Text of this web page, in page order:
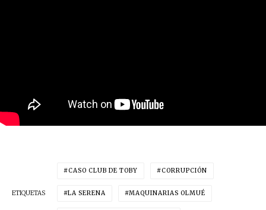
ETIQUETAS
CASO CLUB DE TOBY CORRUPCIÓN
LA SERENA MAQUINARIAS OLMUÉ